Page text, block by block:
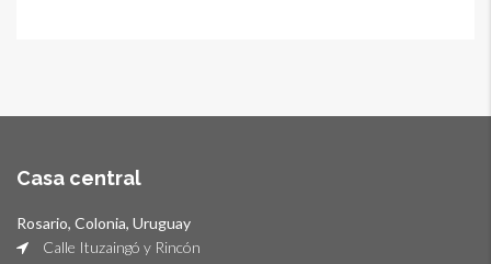
Casa central
Rosario, Colonia, Uruguay
Calle Ituzaingó y Rincón